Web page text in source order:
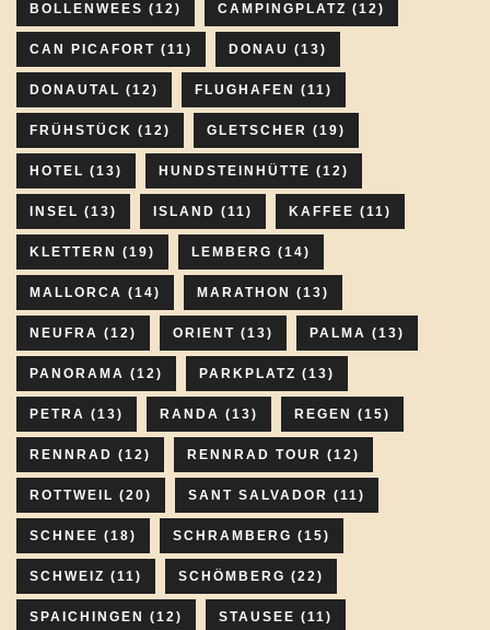
BOLLENWEES (12) CAMPINGPLATZ (12)
CAN PICAFORT (11) DONAU (13)
DONAUTAL (12) FLUGHAFEN (11)
FRÜHSTÜCK (12) GLETSCHER (19)
HOTEL (13) HUNDSTEINHÜTTE (12)
INSEL (13) ISLAND (11) KAFFEE (11)
KLETTERN (19) LEMBERG (14)
MALLORCA (14) MARATHON (13)
NEUFRA (12) ORIENT (13) PALMA (13)
PANORAMA (12) PARKPLATZ (13)
PETRA (13) RANDA (13) REGEN (15)
RENNRAD (12) RENNRAD TOUR (12)
ROTTWEIL (20) SANT SALVADOR (11)
SCHNEE (18) SCHRAMBERG (15)
SCHWEIZ (11) SCHÖMBERG (22)
SPAICHINGEN (12) STAUSEE (11)